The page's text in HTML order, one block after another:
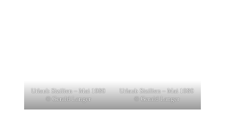
Urlaub Sizilien – Mai 1980
© Gerald Langer
Urlaub Sizilien – Mai 1980
© Gerald Langer